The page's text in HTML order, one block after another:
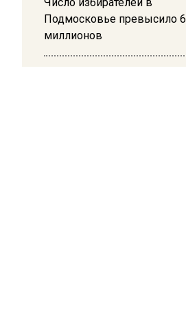
Подмосковье превысило 6
миллионов